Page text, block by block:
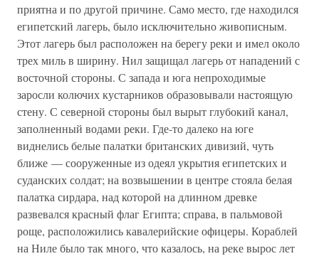
приятна и по другой причине. Само место, где находился
египетский лагерь, было исключительно живописным.
Этот лагерь был расположен на берегу реки и имел около
трех миль в ширину. Нил защищал лагерь от нападений с
восточной стороны. С запада и юга непроходимые
заросли колючих кустарников образовывали настоящую
стену. С северной стороны был вырыт глубокий канал,
заполненный водами реки. Где-то далеко на юге
виднелись белые палатки британских дивизий, чуть
ближе — сооруженные из одеял укрытия египетских и
суданских солдат; на возвышении в центре стояла белая
палатка сирдара, над которой на длинном древке
развевался красный флаг Египта; справа, в пальмовой
роще, расположились кавалерийские офицеры. Кораблей
на Ниле было так много, что казалось, на реке вырос лет